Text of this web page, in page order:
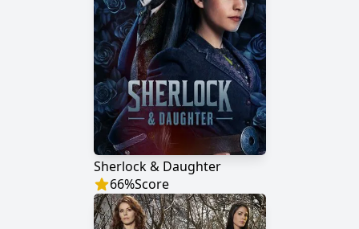
Sherlock & Daughter
66%Score